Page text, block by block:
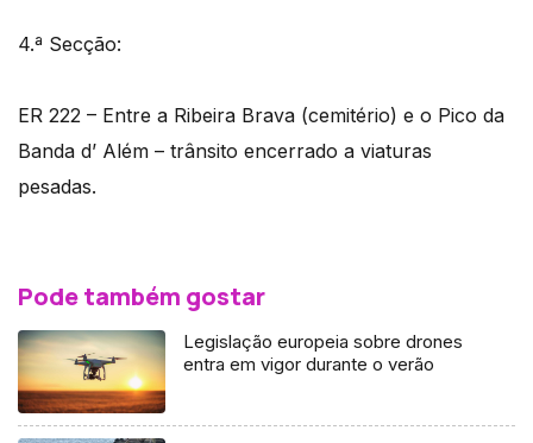
4.ª Secção:
ER 222 – Entre a Ribeira Brava (cemitério) e o Pico da
Banda d’ Além – trânsito encerrado a viaturas
pesadas.
Pode também gostar
Legislação europeia sobre drones
entra em vigor durante o verão